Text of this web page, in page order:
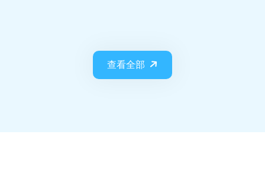
查看全部